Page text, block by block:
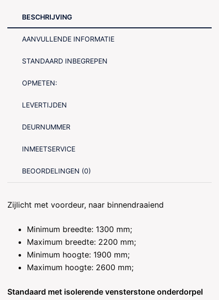
BESCHRIJVING
AANVULLENDE INFORMATIE
STANDAARD INBEGREPEN
OPMETEN:
LEVERTIJDEN
DEURNUMMER
INMEETSERVICE
BEOORDELINGEN (0)
Zijlicht met voordeur, naar binnendraaiend
Minimum breedte: 1300 mm;
Maximum breedte: 2200 mm;
Minimum hoogte: 1900 mm;
Maximum hoogte: 2600 mm;
Standaard met isolerende vensterstone onderdorpel